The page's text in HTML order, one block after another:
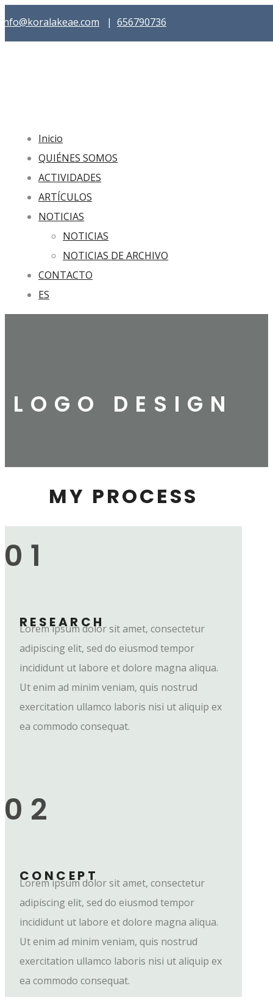
info@koralakeae.com | 656790736
Inicio
QUIÉNES SOMOS
ACTIVIDADES
ARTÍCULOS
NOTICIAS
NOTICIAS
NOTICIAS DE ARCHIVO
CONTACTO
ES
LOGO DESIGN
MY PROCESS
01
RESEARCH
Lorem ipsum dolor sit amet, consectetur
adipiscing elit, sed do eiusmod tempor
incididunt ut labore et dolore magna aliqua.
Ut enim ad minim veniam, quis nostrud
exercitation ullamco laboris nisi ut aliquip ex
ea commodo consequat.
02
CONCEPT
Lorem ipsum dolor sit amet, consectetur
adipiscing elit, sed do eiusmod tempor
incididunt ut labore et dolore magna aliqua.
Ut enim ad minim veniam, quis nostrud
exercitation ullamco laboris nisi ut aliquip ex
ea commodo consequat.